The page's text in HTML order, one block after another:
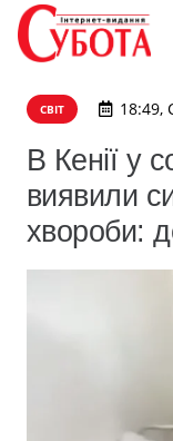
СВІТ 18:49,
В Кенії у
виявили
хвороби: